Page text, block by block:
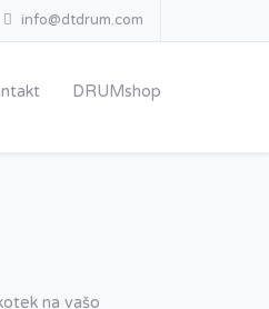
info@dtdrum.com
DRUMshop
na vašo